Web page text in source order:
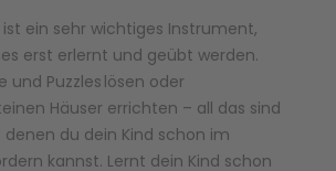
ein sehr wichtiges Instrument,
erst erlernt und geübt werden.
und Puzzles lösen oder
Häuser errichten – all das sind
du dein Kind schon im
kannst. Lernt dein Kind schon